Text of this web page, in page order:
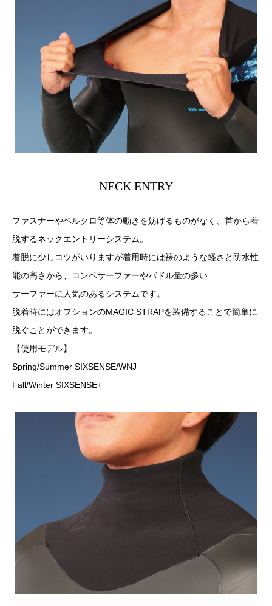
NECK ENTRY
ファスナーやベルクロ等体の動きを妨げるものがなく、首から着
脱するネックエントリーシステム。
着脱に少しコツがいりますが着用時には裸のような軽さと防水性
能の高さから、コンペサーファーやパドル量の多い
サーファーに人気のあるシステムです。
脱着時にはオプションのMAGIC STRAPを装備することで簡単に
脱ぐことができます。
【使用モデル】
Spring/Summer SIXSENSE/WNJ
Fall/Winter SIXSENSE+